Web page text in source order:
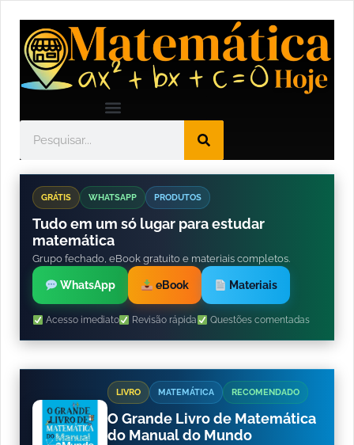
GRÁTIS WHATSAPP PRODUTOS
Tudo em um só lugar para estudar
matemática
Grupo fechado, eBook gratuito e materiais completos.
WhatsApp eBook Materiais
Acesso imediato Revisão rápida Questões comentadas
LIVRO MATEMÁTICA RECOMENDADO
O Grande Livro de Matemática
do Manual do Mundo